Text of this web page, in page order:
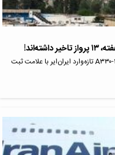
دوشنبه هفته گذشته، ۱۵ اردیبهشت ماه، ایرباس A۳۳۰-۲۰۰ تازه‌وارد ایران‌ایر با علامت ثبت